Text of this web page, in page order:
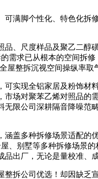
满脚个性化、特色化拆
、尺度样品及聚乙二醇
需求已从根本的空间拆修
屋整拆沉视空间操纵率取
实现全铝家居及粉饰材
场对聚苯乙烯对照品的
限公司深耕隔音降噪范
盖多种拆修场景适配的
、别墅等多种拆修场景
出厂，无论是量校准、成
拆公司优选！却因缺乏